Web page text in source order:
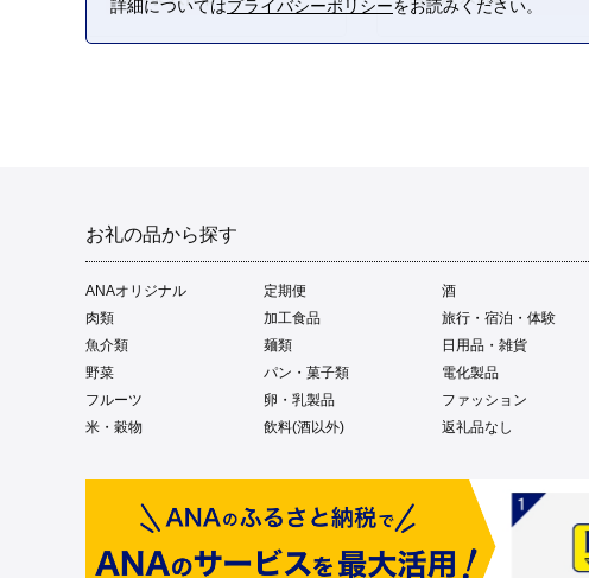
お礼の品から探す
ANAオリジナル 定期便
酒
肉類
加工食品
旅行・宿泊・体験
魚介類
麺類
日用品・雑貨
野菜
パン・菓子類
電化製品
フルーツ
卵・乳製品
ファッション
米・穀物
飲料(酒以外) 返礼品なし
詳細についてはプライバシーポリシーをお読みください。